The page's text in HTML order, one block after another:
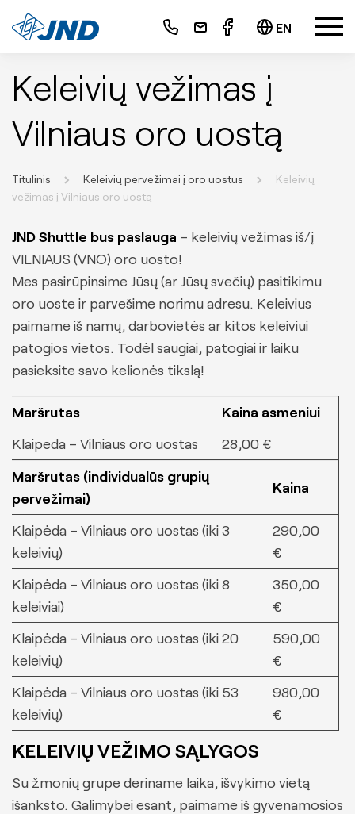
+370 665 58584
info@jnd.lt EN
Transporto nuoma
Minivenų nuoma
Mikroautobusų nuoma
Automobilių nuoma
Minivenų
Mikroautobusų
Autobusų
Automobilių
Pervežimas į oro uostus
Keleivių vežimas į Kauno oro uostą
Keleivių vežimas į Palangos oro uostą
Keleivių vežimas į Rygos oro uostą
Keleivių vežimas į Varšuvos oro uostą
Kelionės
Kelionės po Lietuvą
Kelionės moksleiviams
Kelionės kolektyvams
Pažintinės kelionės autobusu
Apie mus
Kontaktai
Klientams
Gauti pasiūlymą
Keleivių vežimas į
Vilniaus oro uostą
Titulinis Keleivių pervežimai į oro uostus
Keleivių
vežimas į Vilniaus oro uostą
JND Shuttle bus paslauga – keleivių vežimas iš/į
VILNIAUS (VNO) oro uosto!
Mes pasirūpinsime Jūsų (ar Jūsų svečių) pasitikimu
oro uoste ir parvešime norimu adresu. Keleivius
paimame iš namų, darbovietės ar kitos keleiviui
patogios vietos. Todėl saugiai, patogiai ir laiku
pasieksite savo kelionės tikslą!
Maršrutas
Kaina asmeniui
Klaipeda – Vilniaus oro uostas
28,00 €
Maršrutas (individualūs grupių
pervežimai)
Kaina
Klaipėda – Vilniaus oro uostas (iki 3
keleivių)
290,00
€
Klaipėda – Vilniaus oro uostas (iki 8
keleiviai)
350,00
€
Klaipėda – Vilniaus oro uostas (iki 20
keleivių)
590,00
€
Klaipėda – Vilniaus oro uostas (iki 53
keleivių)
980,00
€
KELEIVIŲ VEŽIMO SĄLYGOS
Su žmonių grupe deriname laika, išvykimo vietą
išanksto. Galimybei esant, paimame iš gyvenamosios